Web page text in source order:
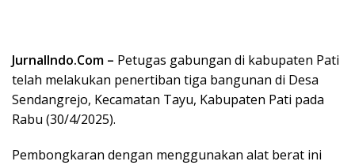
JurnalIndo.Com – Petugas gabungan di kabupaten Pati
telah melakukan penertiban tiga bangunan di Desa
Sendangrejo, Kecamatan Tayu, Kabupaten Pati pada
Rabu (30/4/2025).
Pembongkaran dengan menggunakan alat berat ini